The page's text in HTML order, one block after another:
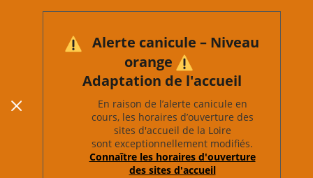
Alerte canicule – Niveau
orange
Adaptation de l'accueil
En raison de l’alerte canicule en
cours, les horaires d’ouverture des
sites d'accueil de la Loire
sont exceptionnellement modifiés.
Connaître les horaires d'ouverture
des sites d'accueil